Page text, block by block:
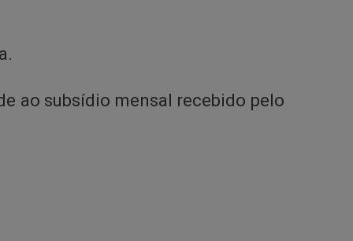
ao subsídio mensal recebido pelo